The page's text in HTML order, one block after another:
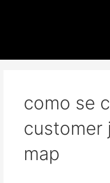
como se
customer
map